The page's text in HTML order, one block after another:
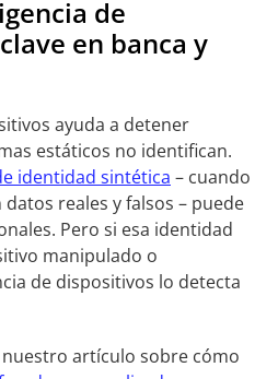
de
en banca y
ayuda a detener
estáticos no identifican.
identidad sintética – cuando
reales y falsos – puede
Pero si esa identidad
manipulado o
de dispositivos lo detecta
artículo sobre cómo